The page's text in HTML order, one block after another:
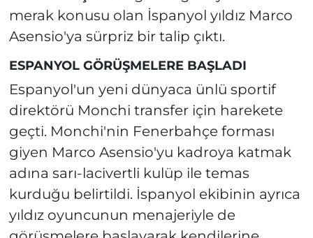
merak konusu olan İspanyol yıldız Marco
Asensio'ya sürpriz bir talip çıktı.
ESPANYOL GÖRÜŞMELERE BAŞLADI
Espanyol'un yeni dünyaca ünlü sportif
direktörü Monchi transfer için harekete
geçti. Monchi'nin Fenerbahçe forması
giyen Marco Asensio'yu kadroya katmak
adına sarı-lacivertli kulüp ile temas
kurduğu belirtildi. İspanyol ekibinin ayrıca
yıldız oyuncunun menajeriyle de